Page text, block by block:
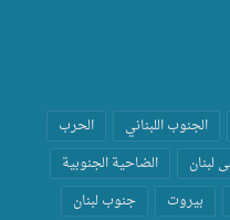
الجنوب اللبناني
الحرب
لبنان
الضاحية الجنوبية
بيروت
جنوب لبنان